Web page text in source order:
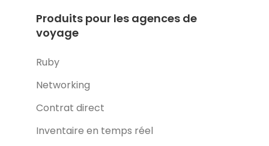
Produits pour les agences de
voyage
Ruby
Networking
Contrat direct
Inventaire en temps réel